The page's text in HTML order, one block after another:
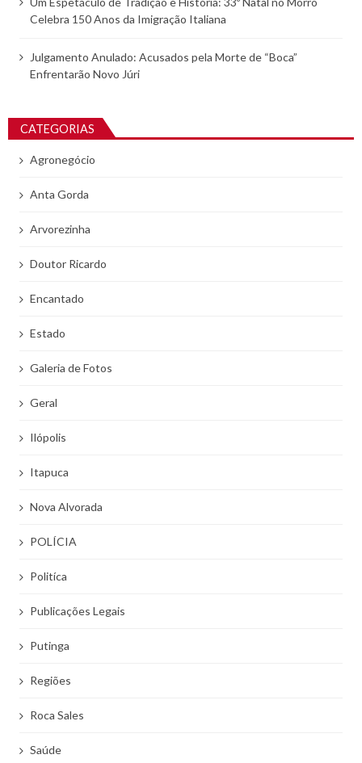
Celebra 150 Anos da Imigração Italiana
Julgamento Anulado: Acusados pela Morte de “Boca”
Enfrentarão Novo Júri
CATEGORIAS
Agronegócio
Anta Gorda
Arvorezinha
Doutor Ricardo
Encantado
Estado
Galeria de Fotos
Geral
Ilópolis
Itapuca
Nova Alvorada
POLÍCIA
Politíca
Publicações Legais
Putinga
Regiões
Roca Sales
Saúde